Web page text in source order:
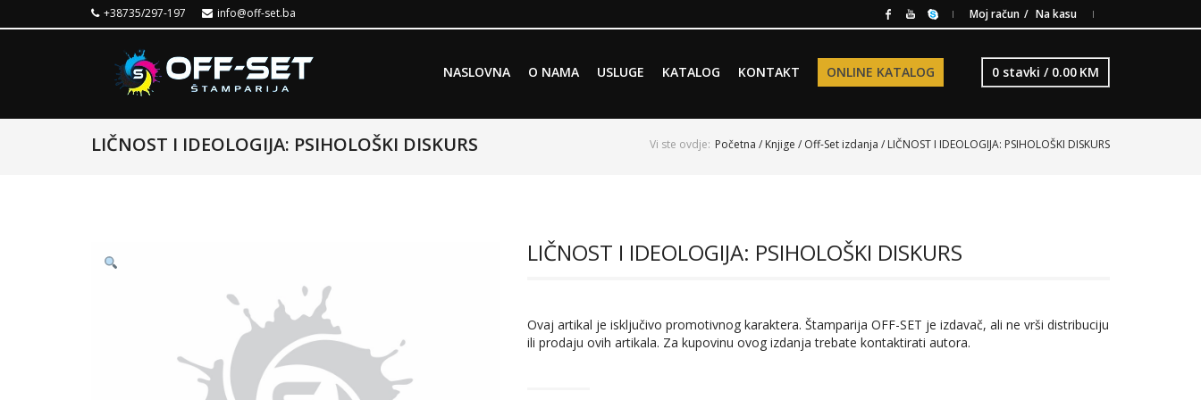
+38735/297-197 info@off-set.ba Moj račun Na kasu
Skip to primary content
Skip to secondary content
NASLOVNA O NAMA USLUGE KATALOG KONTAKT ONLINE KATALOG 0 stavki / 0.00 KM
LIČNOST I IDEOLOGIJA: PSIHOLOŠKI DISKURS Vi ste ovdje: Početna / Knjige / Off-Set izdanja / LIČNOST I IDEOLOGIJA: PSIHOLOŠKI DISKURS
LIČNOST I IDEOLOGIJA: PSIHOLOŠKI DISKURS
Ovaj artikal je isključivo promotivnog karaktera. Štamparija OFF-SET je izdavač, ali ne vrši distribuciju
ili prodaju ovih artikala. Za kupovinu ovog izdanja trebate kontaktirati autora.